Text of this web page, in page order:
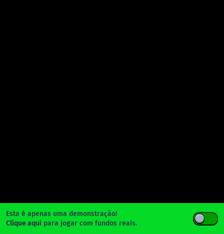
Esta é apenas uma demonstração!
Clique aqui para jogar com fundos reais.